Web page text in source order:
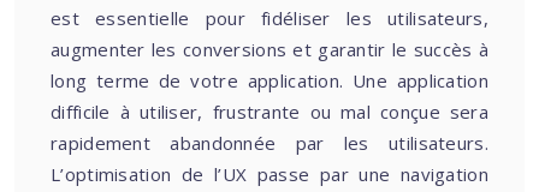
est essentielle pour fidéliser les utilisateurs,
augmenter les conversions et garantir le succès à
long terme de votre application. Une application
difficile à utiliser, frustrante ou mal conçue sera
rapidement abandonnée par les utilisateurs.
L’optimisation de l’UX passe par une navigation